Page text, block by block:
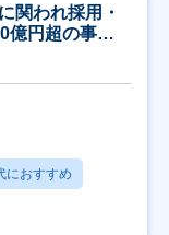
関われ採用・
億円超の事業
におすすめ